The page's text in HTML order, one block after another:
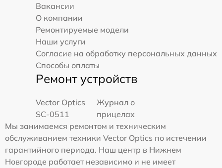
Вакансии
О компании
Ремонтируемые модели
Наши услуги
Согласие на обработку персональных данных
Способы оплаты
Ремонт устройств
Vector Optics
SC-0511
Журнал о
прицелах
Мы занимаемся ремонтом и техническим
обслуживанием техники Vector Optics по истечении
гарантийного периода. Наш центр в Нижнем
Новгороде работает независимо и не имеет